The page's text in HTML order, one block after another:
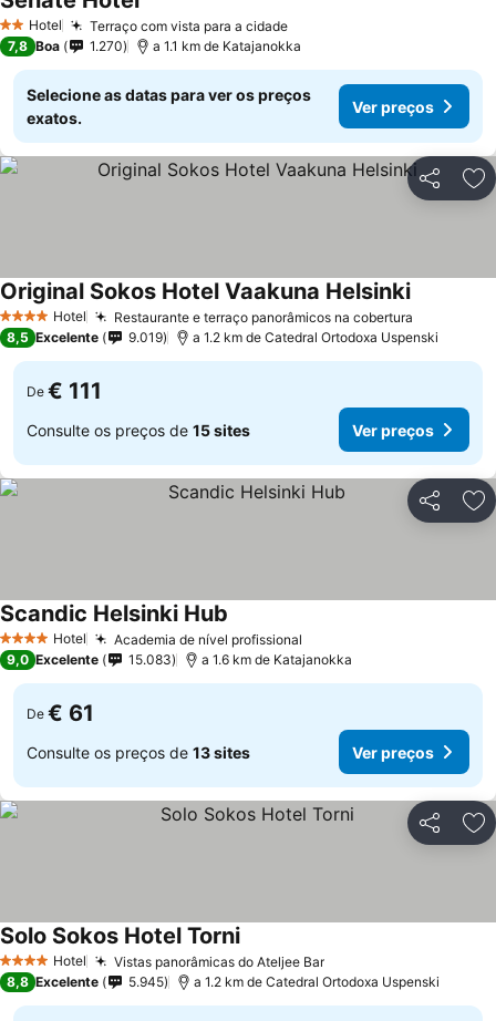
2 Estrelas
Hotel Terraço com vista para a cidadeVer preços
Ver preços
7,8 Boa 1.270 a 1.1 km de Katajanokka
Selecione as datas para ver os preços
exatos.
Ver preços
Partilhar
4 EstrelasHotel Restaurante e terraço panorâmicos na cobertura
Original Sokos Hotel Vaakuna HelsinkiVer
8,5 Excelente 9.019 a 1.2 km de Catedral Ortodoxa Uspenski
De € 111
Consulte os preços de 15 sites Ver preços
Partilhar
4 EstrelasHotel Academia de nível profissional
Scandic Helsinki Hub
9,0 Excelente 15.083 a 1.6 km de Katajanokka
De € 61
Consulte os preços de 13 sites Ver preços
Partilhar
4 EstrelasHotel Vistas panorâmicas do Ateljee BarVer preços
Solo Sokos Hotel TorniVer preços
8,8 Excelente 5.945 a 1.2 km de Catedral Ortodoxa Uspenski